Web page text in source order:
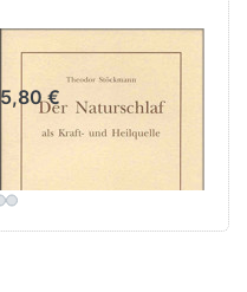
Der Naturschlaf
5,80 €